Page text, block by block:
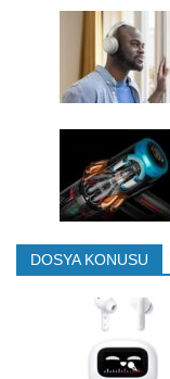
DOSYA KONUSU